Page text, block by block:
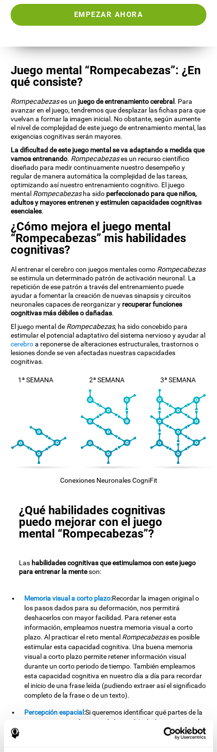
EMPEZAR AHORA
Juego mental “Rompecabezas”: ¿En
qué consiste?
Rompecabezases un juego de entrenamiento cerebral. Para
avanzar en el juego, tendremos que desplazar las fichas para que
vuelvan a formar la imagen inicial. No obstante, según aumente
el nivel de complejidad de este juego de entrenamiento mental, las
exigencias cognitivas serán mayores.
La dificultad de este juego mental se va adaptando a medida que
vamos entrenando. Rompecabezases un recurso científico
diseñado para medir continuamente nuestro desempeño y
regular de manera automática la complejidad de las tareas,
optimizando así nuestro entrenamiento cognitivo. El juego
mental Rompecabezasha sido perfeccionado para que niños,
adultos y mayores entrenen y estimulen capacidades cognitivas
esenciales.
¿Cómo mejora el juego mental
“Rompecabezas” mis habilidades
cognitivas?
Al entrenar el cerebro con juegos mentales como Rompecabezas
se estimula un determinado patrón de activación neuronal. La
repetición de ese patrón a través del entrenamiento puede
ayudar a fomentar la creación de nuevas sinapsis y circuitos
neuronales capaces de reorganizar y recuperar funciones
cognitivas más débiles o dañadas.
El juego mental de Rompecabezas, ha sido concebido para
estimular el potencial adaptativo del sistema nervioso y ayudar al
cerebroa reponerse de alteraciones estructurales, trastornos o
lesiones donde se ven afectadas nuestras capacidades
cognitivas.
1ª SEMANA 2ª SEMANA 3ª SEMANA
Conexiones Neuronales CogniFit
¿Qué habilidades cognitivas
puedo mejorar con el juego
mental “Rompecabezas”?
Las habilidades cognitivas que estimulamos con este juego
para entrenar la menteson:
Memoria visual a corto plazo:Recordar la imagen original o
los pasos dados para su deformación, nos permitirá
deshacerlos con mayor facilidad. Para retener esta
información, empleamos nuestra memoria visual a corto
plazo. Al practicar el reto mental Rompecabezases posible
estimular esta capacidad cognitiva. Una buena memoria
visual a corto plazo permite retener información visual
durante un corto periodo de tiempo. También empleamos
esta capacidad cognitiva en nuestro día a día para recordar
el inicio de una frase leída (pudiendo extraer así el significado
completo de la frase o de un texto).
Percepción espacial:Si queremos identificar qué partes de la
imagen van en cada punto de la cuadrícula, haremos uso de
adecuadamente este proceso nos ayudará a fortalecer esta